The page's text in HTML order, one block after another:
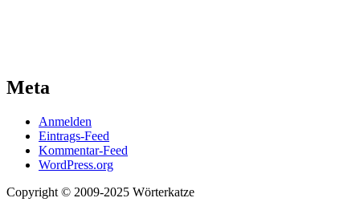
Meta
Anmelden
Eintrags-Feed
Kommentar-Feed
WordPress.org
Copyright © 2009-2025 Wörterkatze